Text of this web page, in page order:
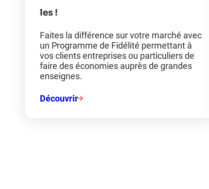
les !
Faites la différence sur votre marché avec
un Programme de Fidélité permettant à
vos clients entreprises ou particuliers de
faire des économies auprès de grandes
enseignes.
Découvrir